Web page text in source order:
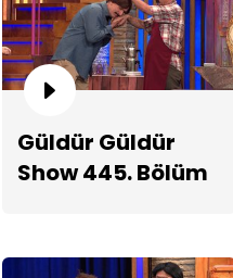
Güldür Güldür
Show 445. Bölüm